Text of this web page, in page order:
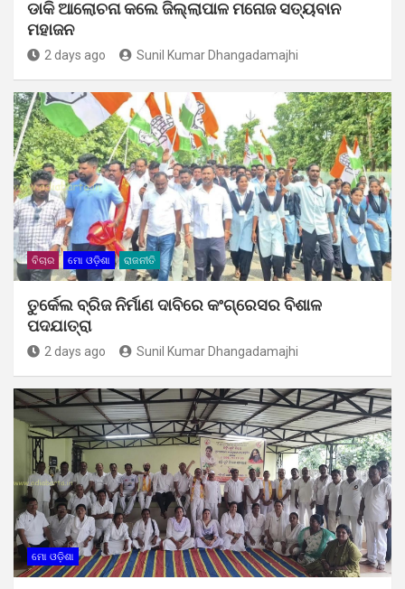
ଡାକି ଆଲୋଚନା କଲେ ଜିଲ୍ଲାପାଳ ମନୋଜ ସତ୍ୟବାନ
ମହାଜନ
2 days ago Sunil Kumar Dhangadamajhi
ବିଚାର ମୋ ଓଡ଼ିଶା ରାଜନୀତି
ତୁର୍କେଲ ବ୍ରିଜ ନିର୍ମାଣ ଦାବିରେ କଂଗ୍ରେସର ବିଶାଳ
ପଦଯାତ୍ରା
2 days ago Sunil Kumar Dhangadamajhi
ମୋ ଓଡ଼ିଶା